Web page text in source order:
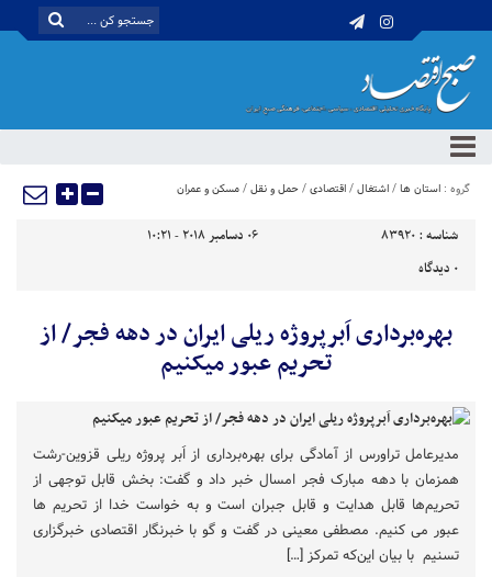
گروه : استان ها/اشتغال/اقتصادی/حمل و نقل/مسکن و عمران
شناسه : 83920
06 دسامبر 2018 - 10:21
0 دیدگاه
بهره‌برداری اَبرپروژه ریلی ایران در دهه فجر/ از
تحریم عبور می‎کنیم
مدیرعامل تراورس از آمادگی برای بهره‌برداری از اَبر پروژه ریلی قزوین-رشت
همزمان با دهه مبارک فجر امسال خبر داد و گفت: بخش قابل توجهی از
تحریم‌ها قابل هدایت و قابل جبران است و به خواست خدا از تحریم ها
عبور می کنیم. مصطفی معینی در گفت و گو با خبرنگار اقتصادی خبرگزاری
تسنیم با بیان این‌که تمرکز […]